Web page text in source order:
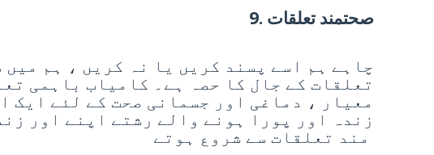
9. صحتمند تعلقات
چاہے ہم اسے پسند کریں یا نہ کریں ، ہم میں
تعلقات کے جال کا حصہ ہے۔ کامیاب باہمی
معیار ، دماغی اور جسمانی صحت کے لئے ایک
زندہ اور پورا ہونے والے رشتے اپنے اور